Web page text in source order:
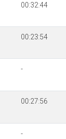
00:32:44
00:23:54
-
00:27:56
-